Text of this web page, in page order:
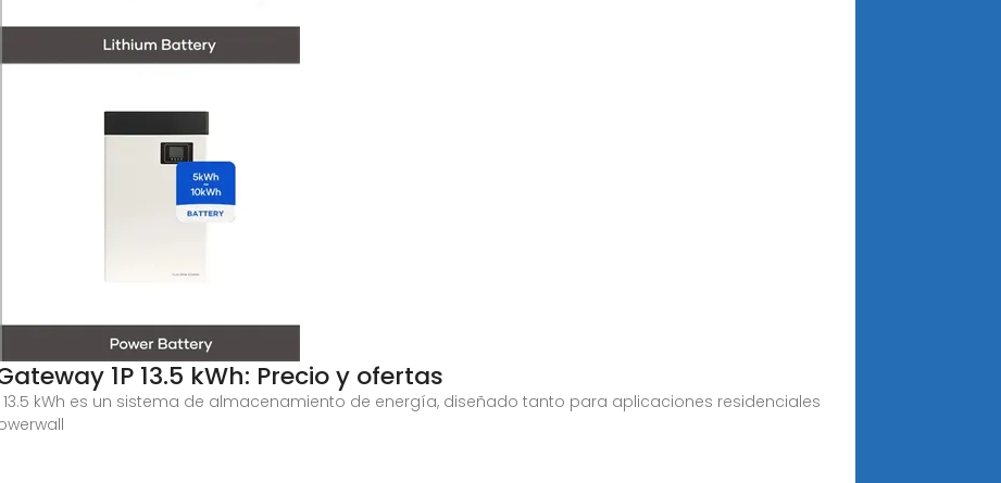
1P 13.5 kWh: Precio y ofertas
13.5 kWh es un sistema de almacenamiento de energía, diseñado tanto para aplicaciones residenciales